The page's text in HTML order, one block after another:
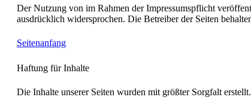
Der Nutzung von im Rahmen der Impressumspflicht
ausdrücklich widersprochen. Die Betreiber der Seiten
Seitenanfang
Haftung für Inhalte
Die Inhalte unserer Seiten wurden mit größter Sorgfalt